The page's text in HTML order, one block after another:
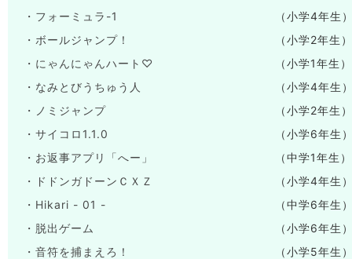
・フォーミュラ-1
（小学4年生
・ボールジャンプ！
（小学2年生）
・にゃんにゃんハート♡
（小学1年生）
・なみとびうちゅう人
（小学4年生
・ノミジャンプ
（小学2年生）
・サイコロ1.1.0
（小学6年生
・お返事アプリ「へー」
（中学1年生）
・ドドンガドーンＣＸＺ
（小学4年生
・Hikari - 01 -
（中学6年生
・脱出ゲーム
（小学6年生
・音符を捕まえろ！
（小学5年生